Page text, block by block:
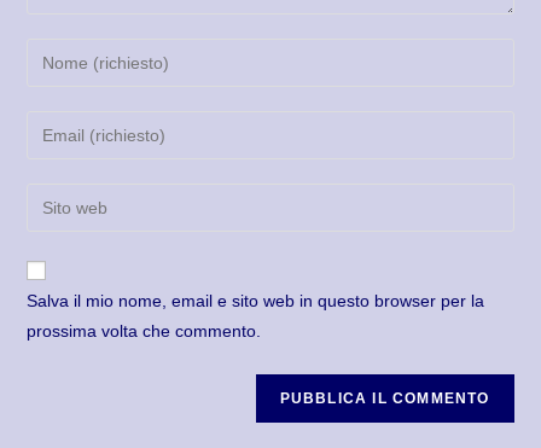
Salva il mio nome, email e sito web in questo browser per la
prossima volta che commento.